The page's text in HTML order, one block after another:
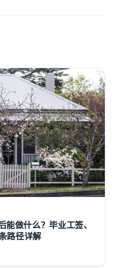
能做什么？毕业工签、
路径详解